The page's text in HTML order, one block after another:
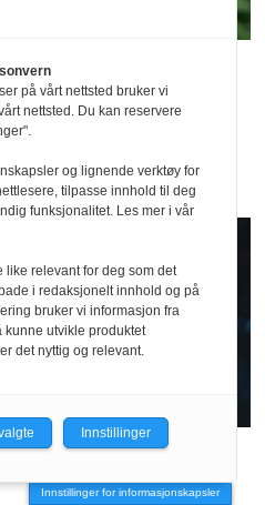
i
Ja, takk!
Innstillinger for informasjonskapsler
på vårt nettsted bruker vi
nettsted. Du kan reservere
og lignende verktøy for
tilpasse innhold til deg
funksjonalitet. Les mer i vår
relevant for deg som det
i redaksjonelt innhold og på
bruker vi informasjon fra
kunne utvikle produktet
det nyttig og relevant.
Innstillinger